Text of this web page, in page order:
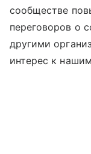
сообществе
переговоров о
другими
интерес к